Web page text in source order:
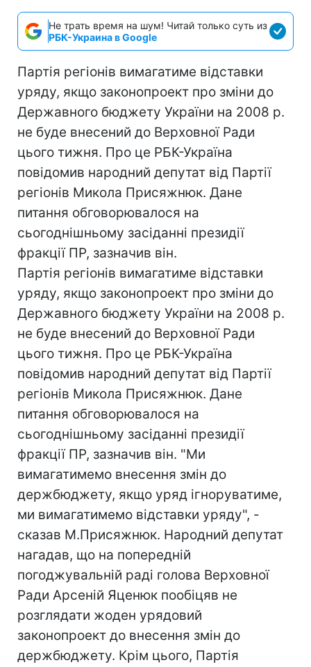
Не трать время на шум! Читай только суть из
РБК-Украина в Google
Партія регіонів вимагатиме відставки
уряду, якщо законопроект про зміни до
Державного бюджету України на 2008 р.
не буде внесений до Верховної Ради
цього тижня. Про це РБК-Україна
повідомив народний депутат від Партії
регіонів Микола Присяжнюк. Дане
питання обговорювалося на
сьогоднішньому засіданні президії
фракції ПР, зазначив він.
Партія регіонів вимагатиме відставки
уряду, якщо законопроект про зміни до
Державного бюджету України на 2008 р.
не буде внесений до Верховної Ради
цього тижня. Про це РБК-Україна
повідомив народний депутат від Партії
регіонів Микола Присяжнюк. Дане
питання обговорювалося на
сьогоднішньому засіданні президії
фракції ПР, зазначив він. "Ми
вимагатимемо внесення змін до
держбюджету, якщо уряд ігноруватиме,
ми вимагатимемо відставки уряду", -
сказав М.Присяжнюк. Народний депутат
нагадав, що на попередній
погоджувальній раді голова Верховної
Ради Арсеній Яценюк пообіцяв не
розглядати жоден урядовий
законопроект до внесення змін до
держбюджету. Крім цього, Партія